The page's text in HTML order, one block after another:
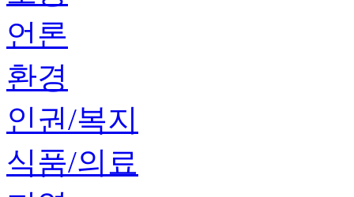
언론
환경
인권/복지
식품/의료